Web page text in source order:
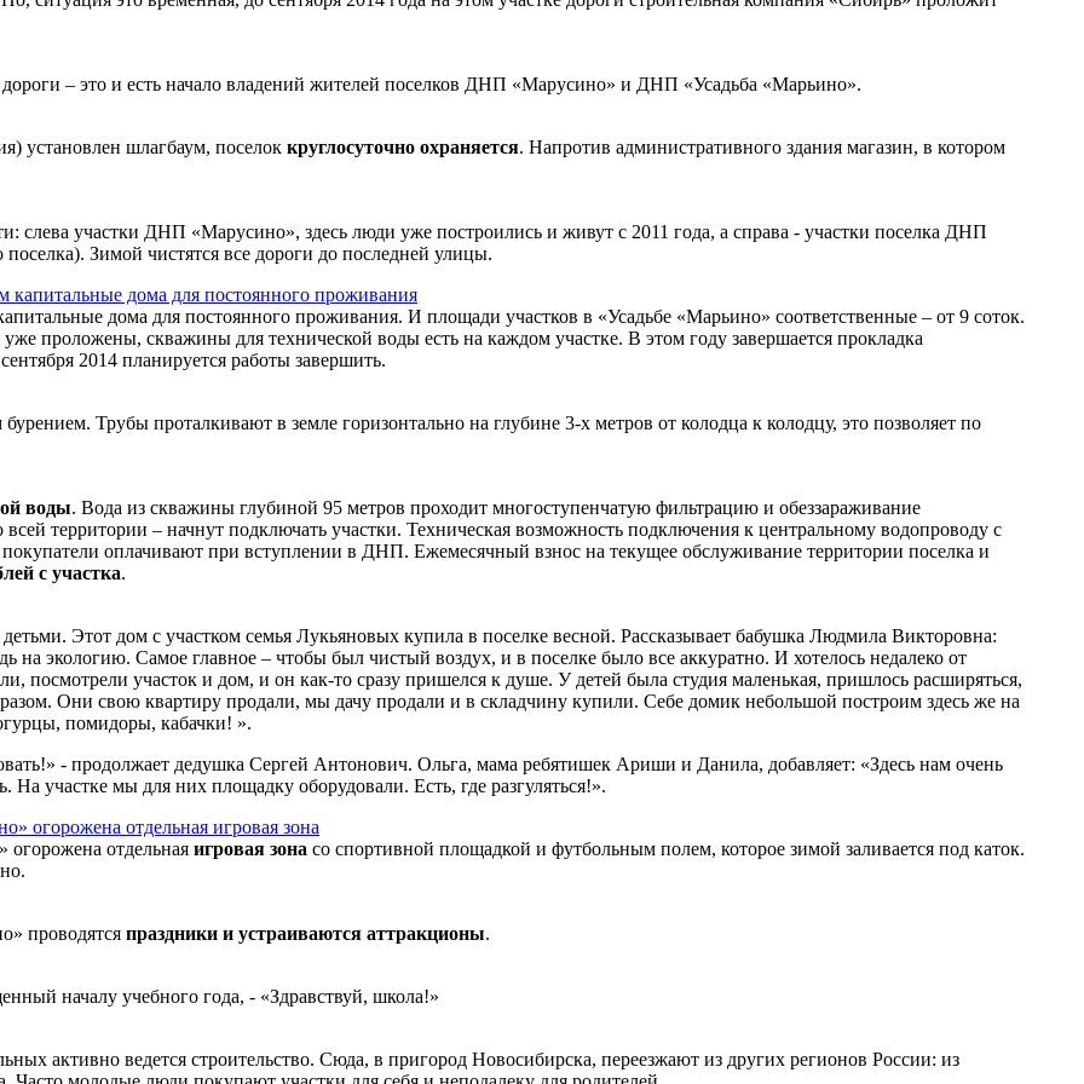
– это и есть начало владений жителей поселков ДНП «Марусино» и ДНП «Усадьба «Марьино».
установлен шлагбаум, поселок круглосуточно охраняется. Напротив административного здания магазин, в котором
слева участки ДНП «Марусино», здесь люди уже построились и живут с 2011 года, а справа - участки поселка ДНП
Зимой чистятся все дороги до последней улицы.
дома для постоянного проживания. И площади участков в «Усадьбе «Марьино» соответственные – от 9 соток.
проложены, скважины для технической воды есть на каждом участке. В этом году завершается прокладка
2014 планируется работы завершить.
Трубы проталкивают в земле горизонтально на глубине 3-х метров от колодца к колодцу, это позволяет по
воды. Вода из скважины глубиной 95 метров проходит многоступенчатую фильтрацию и обеззараживание
всей территории – начнут подключать участки. Техническая возможность подключения к центральному водопроводу с
оплачивают при вступлении в ДНП. Ежемесячный взнос на текущее обслуживание территории поселка и
с участка.
Этот дом с участком семья Лукьяновых купила в поселке весной. Рассказывает бабушка Людмила Викторовна:
экологию. Самое главное – чтобы был чистый воздух, и в поселке было все аккуратно. И хотелось недалеко от
посмотрели участок и дом, и он как-то сразу пришелся к душе. У детей была студия маленькая, пришлось расширяться,
Они свою квартиру продали, мы дачу продали и в складчину купили. Себе домик небольшой построим здесь же на
помидоры, кабачки! ».
- продолжает дедушка Сергей Антонович. Ольга, мама ребятишек Ариши и Данила, добавляет: «Здесь нам очень
На участке мы для них площадку оборудовали. Есть, где разгуляться!».
отдельная игровая зона со спортивной площадкой и футбольным полем, которое зимой заливается под каток.
проводятся праздники и устраиваются аттракционы.
началу учебного года, - «Здравствуй, школа!»
активно ведется строительство. Сюда, в пригород Новосибирска, переезжают из других регионов России: из